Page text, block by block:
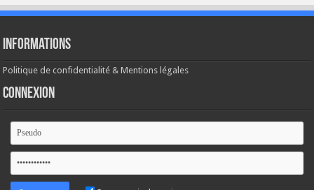
Informations
Politique de confidentialité & Mentions légales
Connexion